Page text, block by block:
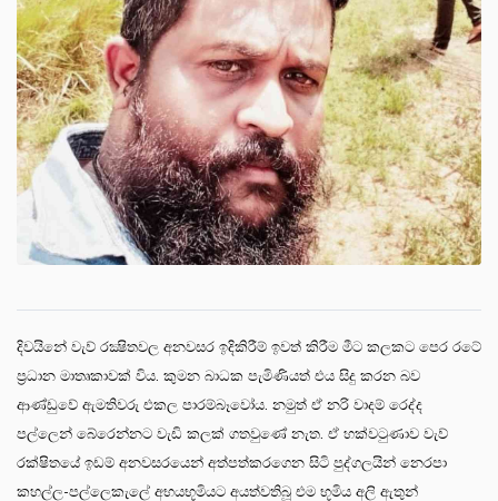
දිවයිනේ වැව් රක්‍ෂිතවල අනවසර ඉදිකිරීම් ඉවත් කිරීම මීට කලකට පෙර රටේ
ප්‍රධාන මාතෘකාවක් විය. කුමන බාධක පැමිණියත් එය සිදු කරන බව
ආණ්ඩුවේ ඇමතිවරු එකල පාරම්බෑවෝය. නමුත් ඒ නරි වාදම් රෙද්ද
පල්ලෙන් බේරෙන්නට වැඩි කලක් ගතවුණේ නැත. ඒ හක්වටුණාව වැව්
රක්ෂිතයේ ඉඩම් අනවසරයෙන් අත්පත්කරගෙන සිටි පුද්ගලයින් නෙරපා
කහල්ල-පල්ලෙකැලේ අභයභූමියට අයත්වතිබූ එම භූමිය අලි ඇතුන්